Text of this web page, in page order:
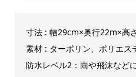
寸法 : 幅29cm×奥行22m×高
素材 : ターポリン、ポリエス
防水レベル2：雨や飛沫など